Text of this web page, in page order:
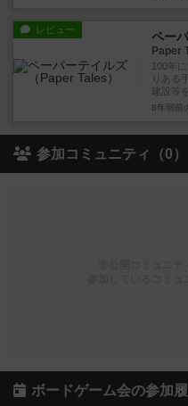
レビュー ペー
Paper
100年
りある
建設等
8年弱前
参加コミュニティ（0）
ボードゲーム会の参加